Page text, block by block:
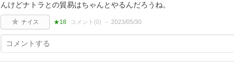
んけどナトラとの貿易はちゃんとやるんだろうね。
ナイス ★18 コメント(0) 2023/05/30